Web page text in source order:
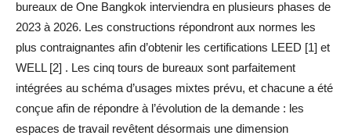
bureaux de One Bangkok interviendra en plusieurs phases de
2023 à 2026. Les constructions répondront aux normes les
plus contraignantes afin d’obtenir les certifications LEED [1] et
WELL [2] . Les cinq tours de bureaux sont parfaitement
intégrées au schéma d’usages mixtes prévu, et chacune a été
conçue afin de répondre à l’évolution de la demande : les
espaces de travail revêtent désormais une dimension